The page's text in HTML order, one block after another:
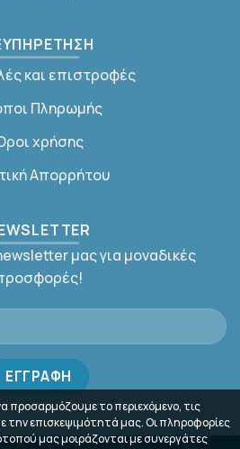
και επιστροφές
Πληρωμής
χρήσης
Απορρήτου
μας για μοναδικές
προσαρμόζουμε το περιεχόμενο, τις
την επισκεψιμότητά μας. Οι πληροφορίες
μας μοιράζονται με συνεργάτες